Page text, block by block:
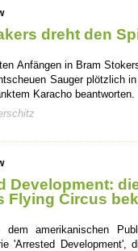
dreht den
Anfängen in Bram
Sauger plötzlich
Karacho beantworten.
Development:
Flying Circus
dem amerikanischen
'Arrested